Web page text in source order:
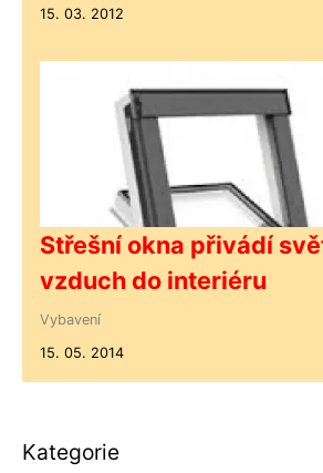
15. 03. 2012
Střešní okna přivádí
vzduch do interiéru
Vybavení
15. 05. 2014
Kategorie